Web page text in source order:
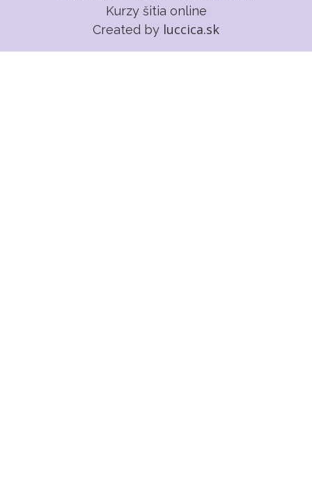
Kurzy šitia online
Created by luccica.sk